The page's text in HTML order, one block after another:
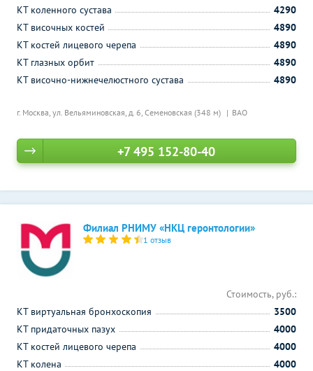
г. Москва, ул. Вельяминовская, д. 6, Семеновская (348 м) ВАО
КТ коленного сустава
4290
КТ височных костей
4890
КТ костей лицевого черепа
4890
КТ глазных орбит
4890
КТ височно-нижнечелюстного сустава
4890
+7 495 152-80-40
Филиал РНИМУ «НКЦ геронтологии»
1 отзыв
Стоимость, руб.:
КТ виртуальная бронхоскопия
3500
КТ придаточных пазух
4000
КТ костей лицевого черепа
4000
КТ колена
4000